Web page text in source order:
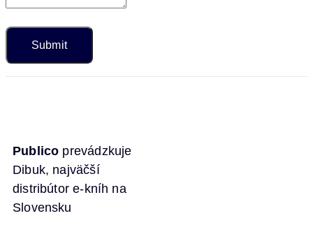
Publico prevádzkuje
Dibuk, najväčší
distribútor e-kníh na
Slovensku